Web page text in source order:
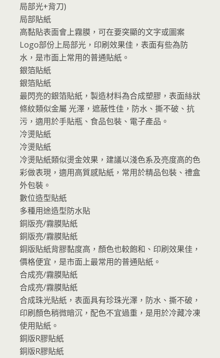
局部光+背刀)
局部貼紙
高黏貼表面會上霧膜，可在要突顯的文字或圖案
Logo部份上局部光，印刷效果佳，表面有些為防
水，是市面上常用的普通貼紙。
銀箔貼紙
銀箔貼紙
最閃亮的銀箔貼紙，製造材料為合成塑膠，表面絲狀
條紋類似金屬 光澤，遮蔽性佳，防水、撕不破、抗
污，適用於手貼瓶、食品包裝、電子產品。
冷燙貼紙
冷燙貼紙
冷燙貼紙類似燙金效果，建議以淺色系及亮度高的色
彩做表現，適用高質感貼紙，常用於精品包裝、禮盒
外包裝。
數位造型貼紙
多種用途造型防水貼
銅版亮/霧膜貼紙
銅版亮/霧膜貼紙
銅版貼紙背膠黏度高，顏色也較飽和、印刷效果佳，
價格便宜，是市面上最常用的普通貼紙。
合成亮/霧膜貼紙
合成亮/霧膜貼紙
合成珠光貼紙，表面具有珍珠光澤，防水、撕不破，
印刷顏色稍微暗沉，配色不宜過重，是用於冷藏冷凍
使用貼紙。
銅版R膠貼紙
銅版R膠貼紙